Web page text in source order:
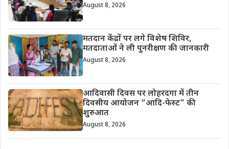
August 8, 2026
मतदान केंद्रों पर लगे विशेष शिविर,
मतदाताओं ने ली पुनरीक्षण की जानकारी
August 8, 2026
आदिवासी दिवस पर लोहरदगा में तीन
दिवसीय आयोजन “आदि-फेस्ट” की
शुरुआत
August 8, 2026